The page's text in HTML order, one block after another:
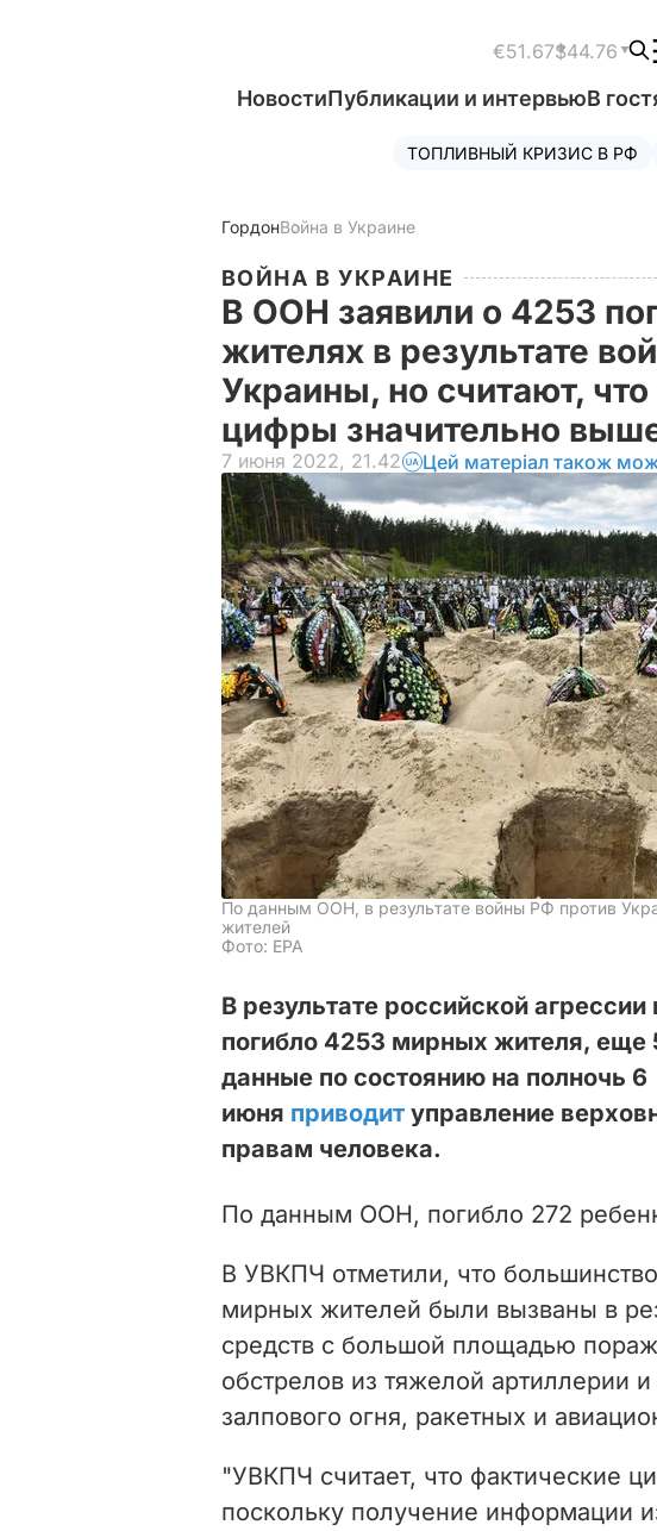
€51.67$44.76
НовостиПубликации и интервьюВ
ТОПЛИВНЫЙ КРИЗИС В РФ
ГордонВойна в Украине
ВОЙНА В УКРАИНЕ
В ООН заявили о 4253
жителях в результате
Украины, но считают,
цифры значительно
7 июня 2022, 21.42 Цей матеріал також
По данным ООН, в результате войны РФ против
жителей
Фото: EPA
В результате российской
погибло 4253 мирных жителя, еще
данные по состоянию на полночь 6
июня приводит управление
правам человека.
По данным ООН, погибло 272
В УВКПЧ отметили, что
мирных жителей были вызваны в
средств с большой площадью
обстрелов из тяжелой артиллерии
залпового огня, ракетных и
"УВКПЧ считает, что фактические
поскольку получение информации